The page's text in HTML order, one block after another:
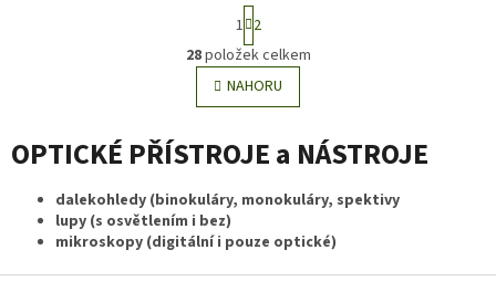
O
v
l
d
a
c
í
p
r
v
S
t
r
á
n
k
v
á
í
1 2
28položek celkem
NAHORU
OPTICKÉ PŘÍSTROJE a NÁSTROJE
dalekohledy (binokuláry, monokuláry, spektivy
lupy (s osvětlením i bez)
mikroskopy (digitální i pouze optické)
Z